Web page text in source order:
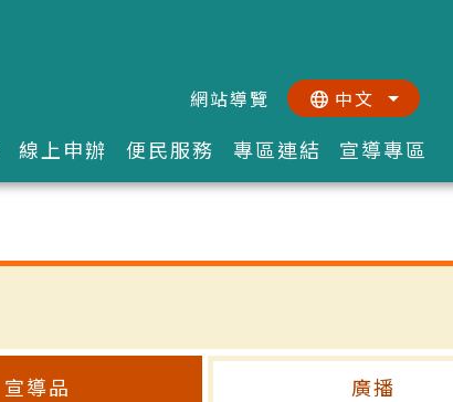
:::網站導覽 中文
線上申辦 便民服務 專區連結 宣導專區
宣導品 廣播